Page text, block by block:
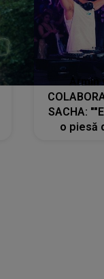
SACHA:
o piesă